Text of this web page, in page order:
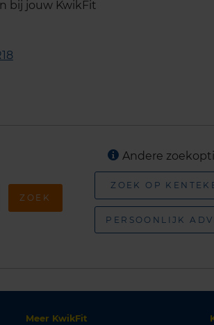
bij jouw KwikFit
ZOEK
Andere
ZOEK OP
PERSOONLIJK
Meer KwikFit